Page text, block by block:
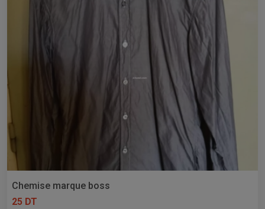
Chemise marque boss
25 DT